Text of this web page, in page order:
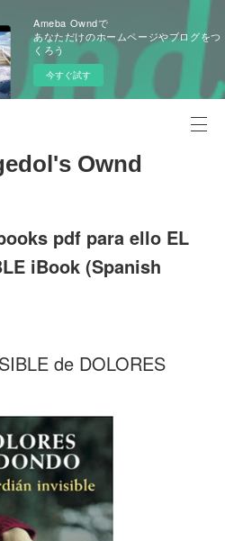
Ameba Owndで
あなただけのホームページやブログをつ
くろう
今すぐ試す
Ownd
pdf para ello EL
iBook (Spanish
de DOLORES